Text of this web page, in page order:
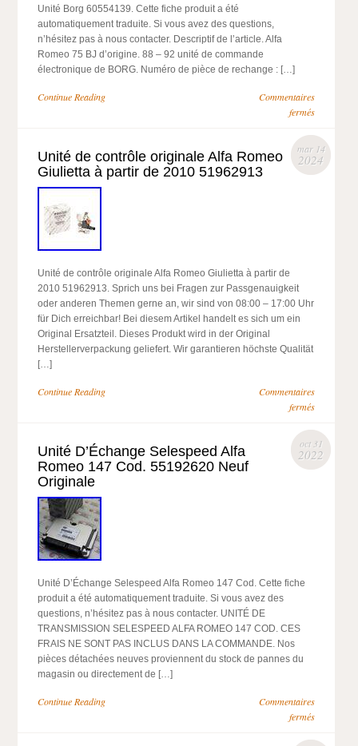
Unité Borg 60554139. Cette fiche produit a été
automatiquement traduite. Si vous avez des questions,
n’hésitez pas à nous contacter. Descriptif de l’article. Alfa
Romeo 75 BJ d’origine. 88 – 92 unité de commande
électronique de BORG. Numéro de pièce de rechange : […]
Continue Reading
Commentaires
fermés
mar 14
2024
Unité de contrôle originale Alfa Romeo
Giulietta à partir de 2010 51962913
Unité de contrôle originale Alfa Romeo Giulietta à partir de
2010 51962913. Sprich uns bei Fragen zur Passgenauigkeit
oder anderen Themen gerne an, wir sind von 08:00 – 17:00 Uhr
für Dich erreichbar! Bei diesem Artikel handelt es sich um ein
Original Ersatzteil. Dieses Produkt wird in der Original
Herstellerverpackung geliefert. Wir garantieren höchste Qualität
[…]
Continue Reading
Commentaires
fermés
oct 31
2022
Unité D’Échange Selespeed Alfa
Romeo 147 Cod. 55192620 Neuf
Originale
Unité D’Échange Selespeed Alfa Romeo 147 Cod. Cette fiche
produit a été automatiquement traduite. Si vous avez des
questions, n’hésitez pas à nous contacter. UNITÉ DE
TRANSMISSION SELESPEED ALFA ROMEO 147 COD. CES
FRAIS NE SONT PAS INCLUS DANS LA COMMANDE. Nos
pièces détachées neuves proviennent du stock de pannes du
magasin ou directement de […]
Continue Reading
Commentaires
fermés